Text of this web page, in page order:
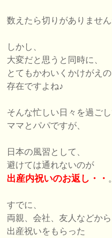
数えたら切りがありません
しかし、
大変だと思うと同時に、
とてもかわいくかけがえ
存在ですよね♪
そんな忙しい日々を過ご
ママとパパですが、
日本の風習として、
避けては通れないのが
出産内祝いのお返し・・ 。
すでに、
両親、会社、友人などから
出産祝いをもらった